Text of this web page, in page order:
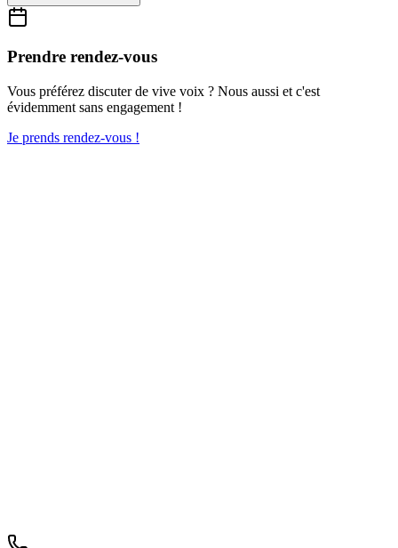
Prendre rendez-vous
Vous préférez discuter de vive voix ? Nous aussi et c'est
évidemment sans engagement !
Je prends rendez-vous !